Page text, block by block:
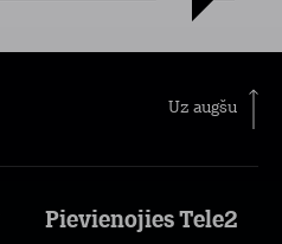
Uz augšu
Pievienojies Tele2